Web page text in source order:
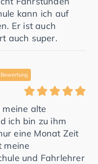
kann ich auf
Er ist auch
auch super.
alte
ich bin zu ihm
eine Monat Zeit
meine
und Fahrlehrer